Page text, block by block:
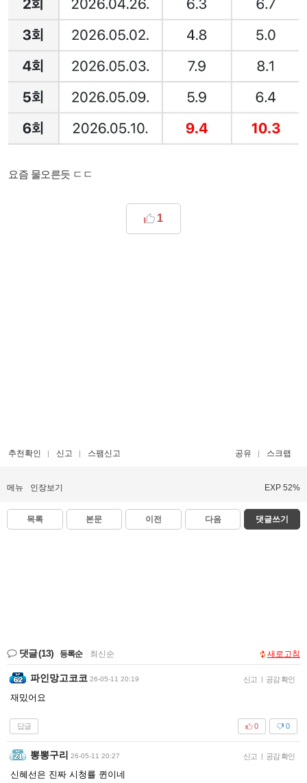
요즘 물오른듯 ㄷㄷ
1
추천확인 신고 스팸신고 공유 스크랩
메뉴 인장보기 EXP 52%
목록 본문 이전 다음 댓글쓰기
댓글(13) 등록순 최신순 새로고침
파인망고코코 26-05-11 20:19 신고 | 공감 확인
재밌어요
답글 0
0
뽕뽕구리 26-05-11 20:27 신고 | 공감 확인
신혜선은 진짜 시청률 퀸이네